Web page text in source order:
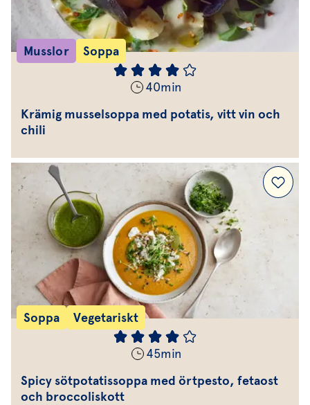
Musslor Soppa
40min
Krämig musselsoppa med potatis, vitt vin och
chili
Soppa Vegetariskt
45min
Spicy sötpotatissoppa med örtpesto, fetaost
och broccoliskott